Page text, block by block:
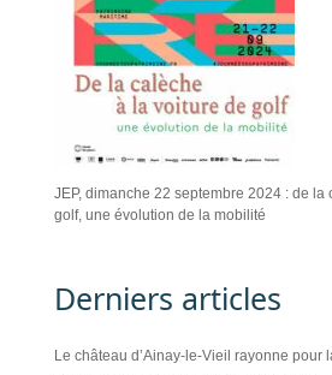
JEP, dimanche 22 septembre 2024 : de la
golf, une évolution de la mobilité
Derniers articles
Le château d’Ainay-le-Vieil rayonne pour